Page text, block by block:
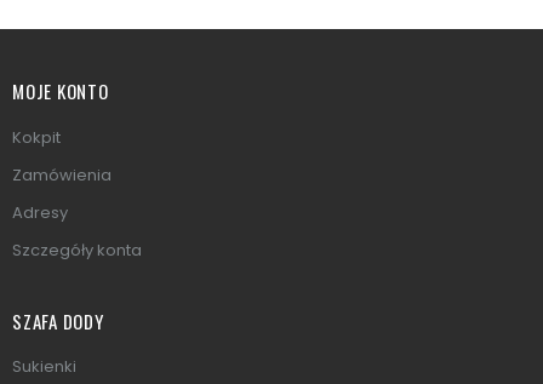
MOJE KONTO
Kokpit
Zamówienia
Adresy
Szczegóły konta
SZAFA DODY
Sukienki